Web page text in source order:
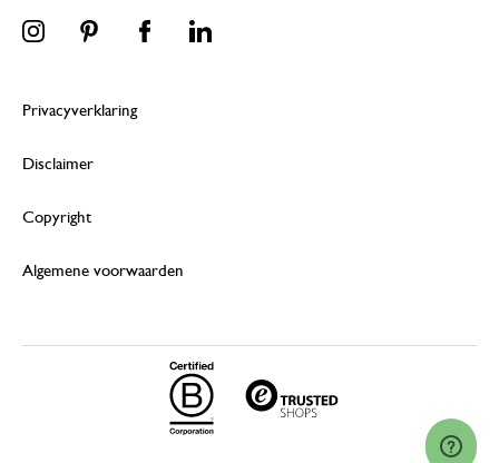
Privacyverklaring
Disclaimer
Copyright
Algemene voorwaarden